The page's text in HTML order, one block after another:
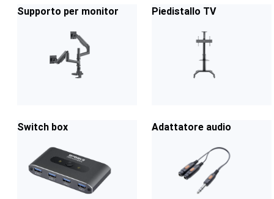
Supporto per monitor Piedistallo TV
Switch box Adattatore audio